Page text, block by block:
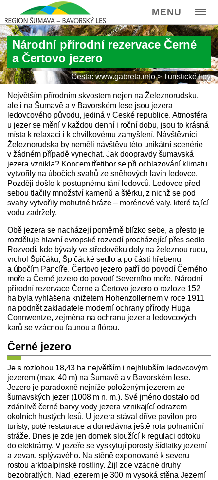
MENU
Národní přírodní rezervace Černé
a Čertovo jezero
Cesta:www.gabreta.info>Turistické tipy
Největším přírodním skvostem nejen na Železnorudsku,
ale i na Šumavě a v Bavorském lese jsou jezera
ledovcového původu, jediná v České republice. Atmosféra
u jezer se mění v každou denní i roční dobu, jsou to krásná
místa k relaxaci i k chvilkovému zamyšlení. Návštěvníci
Železnorudska by neměli návštěvu této unikátní scenérie
v žádném případě vynechat. Jak doopravdy šumavská
jezera vznikla? Koncem třetihor se při ochlazování klimatu
vytvořily na úbočích svahů ze sněhových lavin ledovce.
Později došlo k postupnému tání ledovců. Ledovce před
sebou tlačily množství kamenů a štěrku, z nichž se pod
svahy vytvořily mohutné hráze – morénové valy, které tající
vodu zadržely.
Obě jezera se nacházejí poměrně blízko sebe, a přesto je
rozděluje hlavní evropské rozvodí procházející přes sedlo
Rozvodí, kde bývaly ve středověku doly na železnou rudu,
vrchol Špičáku, Špičácké sedlo a po části hřebenu
a úbočím Pancíře. Čertovo jezero patří do povodí Černého
moře a Černé jezero do povodí Severního moře. Národní
přírodní rezervace Černé a Čertovo jezero o rozloze 152
ha byla vyhlášena knížetem Hohenzollernem v roce 1911
na podnět zakladatele moderní ochrany přírody Huga
Connwentze, zejména na ochranu jezer a ledovcových
karů se vzácnou faunou a flórou.
Černé jezero
Je s rozlohou 18,43 ha největším i nejhlubším ledovcovým
jezerem (max. 40 m) na Šumavě a v Bavorském lese.
Jezero je paradoxně nejníže položeným jezerem ze
šumavských jezer (1008 m n. m.). Své jméno dostalo od
zdánlivě černé barvy vody jezera vznikající odrazem
okolních hustých lesů. U jezera stával dříve pavilon pro
turisty, poté restaurace a donedávna ještě rota pohraniční
stráže. Dnes je zde jen domek sloužící k regulaci odtoku
do elektrárny. V jezeře se vyskytují porosty šídlatky jezerní
a zevaru splývavého. Na stěně exponované k severu
rostou arktoalpinské rostliny. Žijí zde vzácné druhy
bezobratlých. Nad jezerem je 300 m vysoká stěna Jezerní